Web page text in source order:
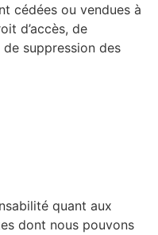
cédées ou vendues à
d’accès, de
suppression des
quant aux
dont nous pouvons